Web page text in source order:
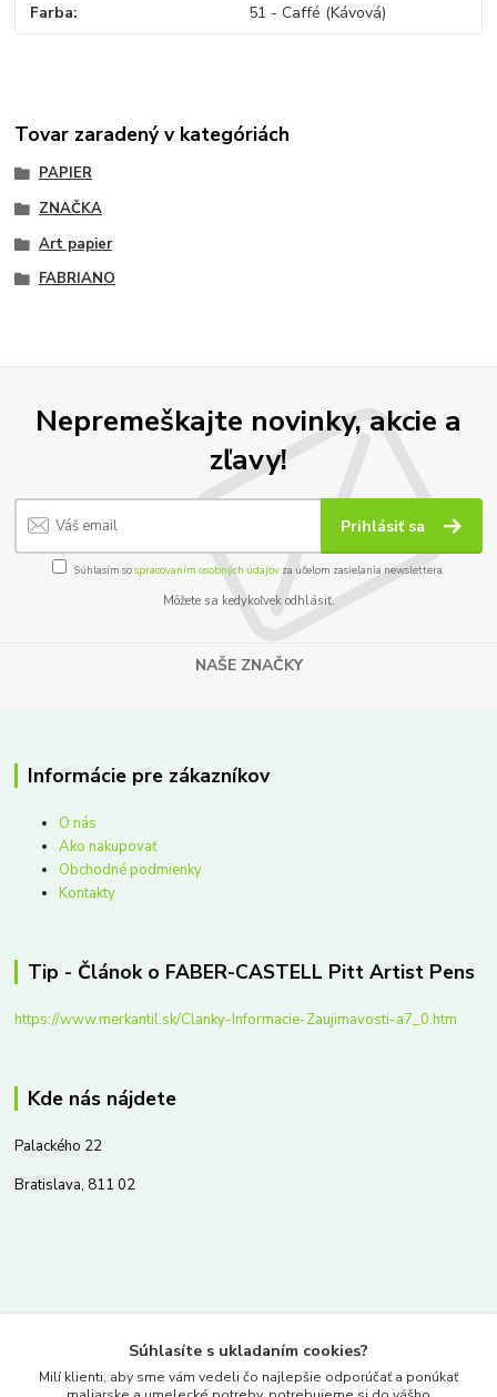
Farba 51 - Caffé (Kávová)
Tovar zaradený v kategóriách
PAPIER
ZNAČKA
Art papier
FABRIANO
Nepremeškajte novinky, akcie a
zľavy!
Prihlásiť sa
Súhlasím sospracovaním osobných údajov za účelom zasielania newslettera.
Môžete sa kedykoľvek odhlásiť.
NAŠE ZNAČKY
Informácie pre zákazníkov
O nás
Ako nakupovať
Obchodné podmienky
Kontakty
Tip - Článok o FABER-CASTELL Pitt Artist Pens
https://www.merkantil.sk/Clanky-Informacie-Zaujimavosti-a7_0.htm
Kde nás nájdete
Palackého 22
Bratislava, 811 02
www.merkantil.sk
Súhlasíte s ukladaním cookies?
Milí klienti, aby sme vám vedeli čo najlepšie odporúčať a ponúkať